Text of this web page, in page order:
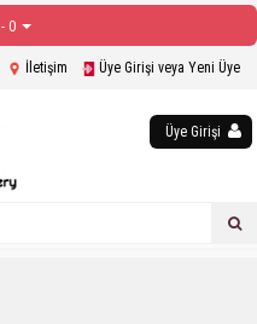
- 0
İletişim Üye Girişi veya Yeni Üye
Üye Girişi